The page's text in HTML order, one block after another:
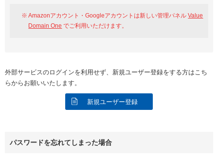
Amazonアカウント・Googleアカウントは新しい管理パネルValue
Domain One でご利用いただけます。
外部サービスのログインを利用せず、新規ユーザー登録をする方はこち
らからお願いいたします。
新規ユーザー登録
パスワードを忘れてしまった場合